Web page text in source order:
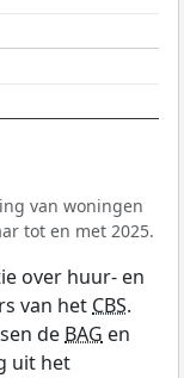
van woningen
tot en met 2025.
over huur- en
van het CBS.
de BAG en
uit het